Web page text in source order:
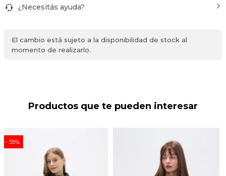
¿Necesitás ayuda?
El cambio está sujeto a la disponibilidad de stock al
momento de realizarlo.
Productos que te pueden interesar
55